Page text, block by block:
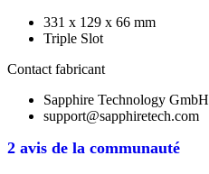
2 avis de la communauté
331 x 129 x 66 mm
Triple Slot
Contact fabricant
Sapphire Technology GmbH
support@sapphiretech.com